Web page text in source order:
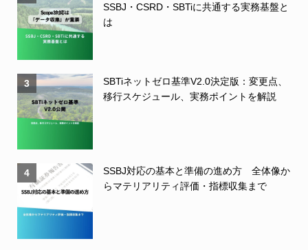
SSBJ・CSRD・SBTiに共通する実務基盤と
は
3
SBTiネットゼロ基準V2.0決定版：変更点、
移行スケジュール、実務ポイントを解説
4
SSBJ対応の基本と準備の進め方 全体像か
らマテリアリティ評価・指標収集まで